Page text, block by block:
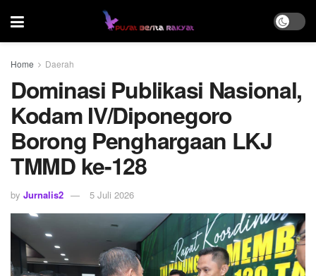
Home Daerah
Dominasi Publikasi Nasional,
Kodam IV/Diponegoro
Borong Penghargaan LKJ
TMMD ke-128
by Jurnalis2 5 Juli 2026